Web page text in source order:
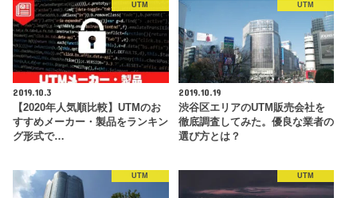
UTM
2019.10.3
【2020年人気順比較】UTMのお
すすめメーカー・製品をランキン
グ形式で…
UTM
2019.10.19
渋谷区エリアのUTM販売会社を
徹底調査してみた。優良な業者の
選び方とは？
UTM UTM